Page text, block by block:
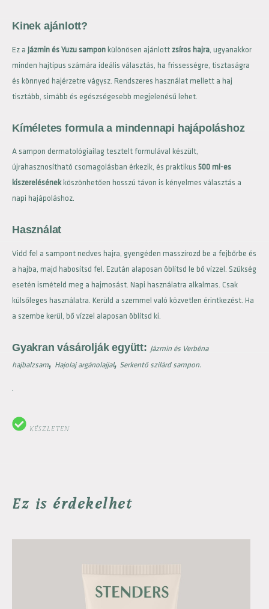
Kinek ajánlott?
Ez a Jázmin és Yuzu samponkülönösen ajánlott zsíros hajra, ugyanakkor
minden hajtípus számára ideális választás, ha frissességre, tisztaságra
és könnyed hajérzetre vágysz. Rendszeres használat mellett a haj
tisztább, simább és egészségesebb megjelenésű lehet.
Kíméletes formula a mindennapi hajápoláshoz
A sampon dermatológiailag tesztelt formulával készült,
újrahasznosítható csomagolásban érkezik, és praktikus 500 ml-es
kiszerelésénekköszönhetően hosszú távon is kényelmes választás a
napi hajápoláshoz.
Használat
Vidd fel a sampont nedves hajra, gyengéden masszírozd be a fejbőrbe és
a hajba, majd habosítsd fel. Ezután alaposan öblítsd le bő vízzel. Szükség
esetén ismételd meg a hajmosást. Napi használatra alkalmas. Csak
külsőleges használatra. Kerüld a szemmel való közvetlen érintkezést. Ha
a szembe kerül, bő vízzel alaposan öblítsd ki.
Gyakran vásárolják együtt: Jázmin és Verbéna
hajbalzsam, Hajolaj argánolajjal, Serkentő szilárd sampon.
.
KÉSZLETEN
Ez is érdekelhet